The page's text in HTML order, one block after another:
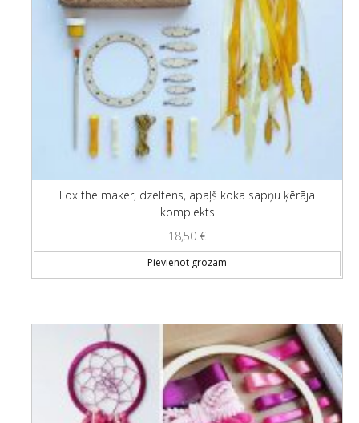
Fox the maker, dzeltens, apaļš koka sapņu ķērāja
komplekts
18,50 €
Pievienot grozam